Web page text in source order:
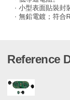
· 小型表面貼裝封
· 無鉛電鍍；符合
Reference